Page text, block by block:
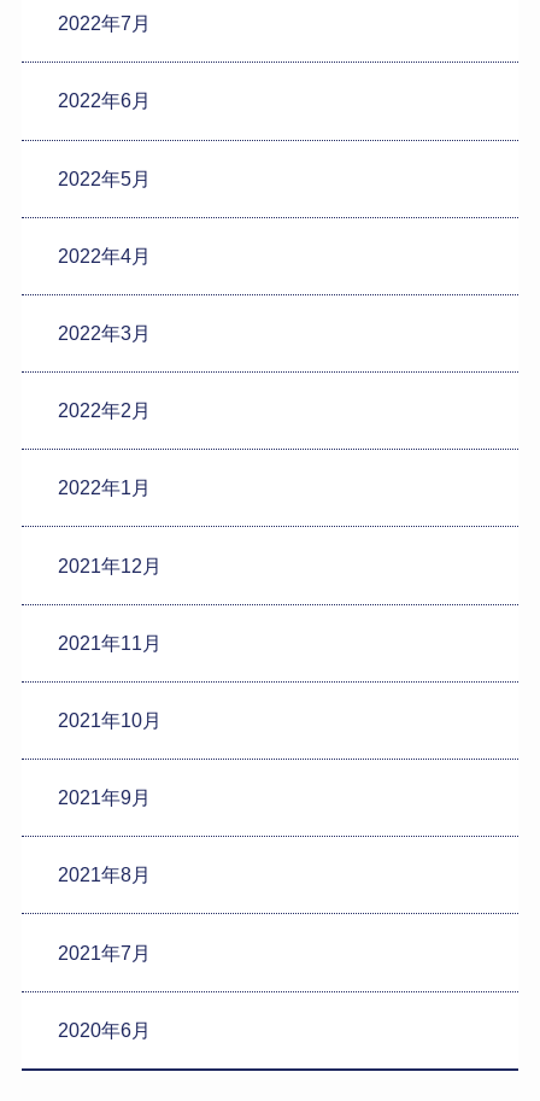
2022年7月
2022年6月
2022年5月
2022年4月
2022年3月
2022年2月
2022年1月
2021年12月
2021年11月
2021年10月
2021年9月
2021年8月
2021年7月
2020年6月